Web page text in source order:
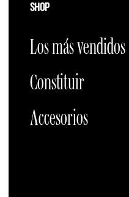
SHOP
Los más vendidos
Constituir
Accesorios